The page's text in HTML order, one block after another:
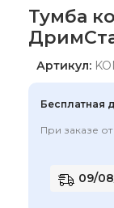
Тумба
Артикул:
Бесплатная
При заказе
09/